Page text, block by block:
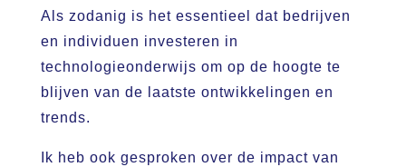
Als zodanig is het essentieel dat bedrijven
en individuen investeren in
technologieonderwijs om op de hoogte te
blijven van de laatste ontwikkelingen en
trends.
Ik heb ook gesproken over de impact van